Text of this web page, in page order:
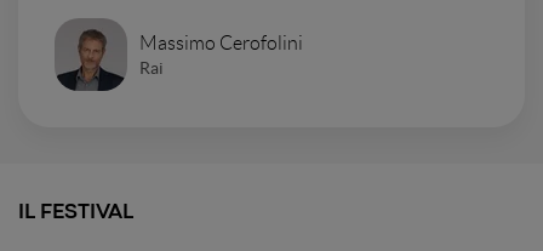
Massimo Cerofolini
Rai
IL FESTIVAL